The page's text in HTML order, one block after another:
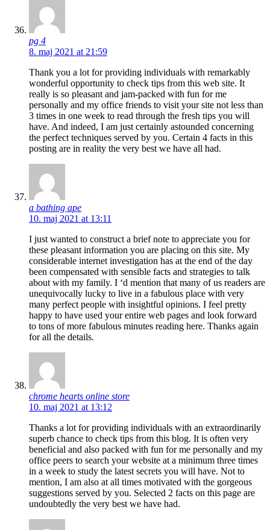
pg 4
8. maj 2021 at 21:59
Thank you a lot for providing individuals with remarkably
wonderful opportunity to check tips from this web site. It
really is so pleasant and jam-packed with fun for me
personally and my office friends to visit your site not less than
3 times in one week to read through the fresh tips you will
have. And indeed, I am just certainly astounded concerning
the perfect techniques served by you. Certain 4 facts in this
posting are in reality the very best we have all had.
a bathing ape
10. maj 2021 at 13:11
I just wanted to construct a brief note to appreciate you for
these pleasant information you are placing on this site. My
considerable internet investigation has at the end of the day
been compensated with sensible facts and strategies to talk
about with my family. I ‘d mention that many of us readers are
unequivocally lucky to live in a fabulous place with very
many perfect people with insightful opinions. I feel pretty
happy to have used your entire web pages and look forward
to tons of more fabulous minutes reading here. Thanks again
for all the details.
chrome hearts online store
10. maj 2021 at 13:12
Thanks a lot for providing individuals with an extraordinarily
superb chance to check tips from this blog. It is often very
beneficial and also packed with fun for me personally and my
office peers to search your website at a minimum three times
in a week to study the latest secrets you will have. Not to
mention, I am also at all times motivated with the gorgeous
suggestions served by you. Selected 2 facts on this page are
undoubtedly the very best we have had.